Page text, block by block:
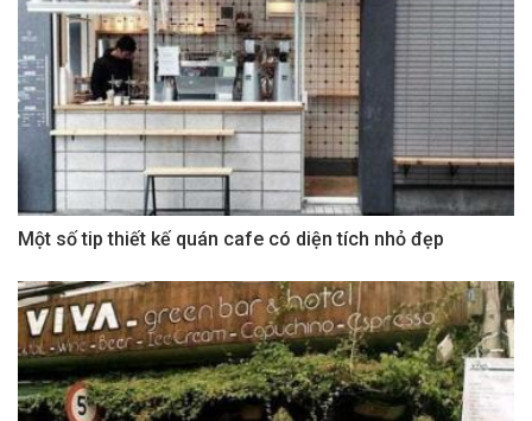
Một số tip thiết kế quán cafe có diện tích nhỏ đẹp